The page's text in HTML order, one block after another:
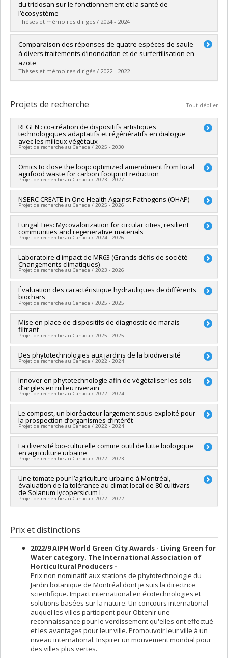
Cycle :Maîtrise
Diplôme obtenu :
Lien vers le document dans Papyrus
du triclosan sur le fonctionnement et la santé de
l’écosystème
Thèses et mémoires dirigés / 2024 - 2024
Diplômé(e) :Bédard, Laurianne
Cycle :Maîtrise
Diplôme obtenu :
Lien vers le document dans Papyrus
Comparaison des réponses de quatre espèces de saule
à divers traitements d’inondation et de surfertilisation en
azote
Thèses et mémoires dirigés / 2022 - 2022
Cycle : Maîtrise
Diplôme obtenu :M. Sc.
Lien vers le document dans Papyrus
Projets de recherche Tout déplier
REGEN : co-création de dispositifs artistiques
technologiques adaptatifs et régénératifs en dialogue
avec les milieux végétaux
Projet de recherche au Canada / 2025 - 2030
Chercheur principal :Alice Jarry-Girard
Co-chercheurs : Joan Laur
Sources de financement :
Programmes de subvention :PVXXXXXX-Subvention Savoir
Omics to close the loop: optimized amendment from local
agrifood waste for carbon footprint reduction
Projet de recherche au Canada / 2023 - 2027
Sources de financement :Génome Canada
Programmes de subvention :
NSERC CREATE in One Health Against Pathogens (OHAP)
Projet de recherche au Canada / 2025 - 2026
Chercheur principal :Jennifer Ronholm
Co-chercheurs :Joan Laur
Sources de financement :
Programmes de subvention :PV118026-FONCER : Prog.
formation orientée nouveauté, la collaboration et
l'expérience en recherche
Fungal Ties: Mycovalorization for circular cities, resilient
communities and regenerative materials
Projet de recherche au Canada / 2024 - 2026
Chercheur principal :Joan Laur
Sources de financement :MITACS Inc.
Programmes de subvention :
Québec - MITACS
Laboratoire d'impact de MR63 (Grands défis de société-
Changements climatiques)
Projet de recherche au Canada / 2023 - 2026
Chercheur principal :Pascal Brissette
Co-chercheurs :
Joan Laur
Sources de financement :
Programmes de subvention :
Évaluation des caractéristique hydrauliques de différents
biochars
Projet de recherche au Canada / 2025 - 2025
Chercheur principal :Joan Laur
Sources de financement :MITACS Inc.
Programmes de subvention :
Mise en place de dispositifs de diagnostic de marais
filtrant
Projet de recherche au Canada / 2025 - 2025
Chercheur principal : Joan Laur
Sources de financement :MITACS Inc.
Programmes de subvention :PVXXXXXX-Stage Accélération
Québec - MITACS
Des phytotechnologies aux jardins de la biodiversité
Projet de recherche au Canada / 2022 - 2024
Chercheur principal :Joan Laur
Sources de financement :MITACS Inc.
Programmes de subvention :
Innover en phytotechnologie afin de végétaliser les sols
d’argiles en milieu riverain
Projet de recherche au Canada / 2022 - 2024
Chercheur principal :Joan Laur
Sources de financement :MITACS Inc.
Programmes de subvention :
Le compost, un bioréacteur largement sous-exploité pour
la prospection d’organismes d’intérêt
Projet de recherche au Canada / 2022 - 2024
Chercheur principal : Joan Laur
Sources de financement :MITACS Inc.
Programmes de subvention :
La diversité bio-culturelle comme outil de lutte biologique
en agriculture urbaine
Projet de recherche au Canada / 2022 - 2023
Sources de financement :MITACS Inc.
Programmes de subvention :PVXXXXXX-Stage Accélération
Québec - MITACS
Une tomate pour l’agriculture urbaine à Montréal,
évaluation de la tolérance au climat local de 80 cultivars
de Solanum lycopersicum L.
Projet de recherche au Canada / 2022 - 2022
Sources de financement :
Programmes de subvention :PVXXXXXX-Stage Accélération
Québec - MITACS
Prix et distinctions
2022/9 AIPH World Green City Awards - Living Green for
Water category. The International Association of
Horticultural Producers -
Prix non nominatif aux stations de phytotechnologie du
Jardin botanique de Montréal dont je suis la directrice
scientifique. Impact international en écotechnologies et
solutions basées sur la nature. Un concours international
auquel les villes participent pour Obtenir une
reconnaissance pour le verdissement qu'elles ont effectué
et les avantages pour leur ville. Promouvoir leur ville à un
niveau international. Inspirer un mouvement mondial pour
des villes plus vertes.